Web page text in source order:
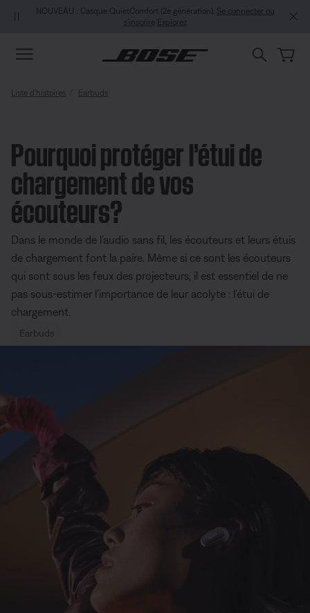
Aller au contenu principal
Passer au Clavardage de soutien
Aller au contenu du pied de page
Passer à la Déclaration d’accessibilité
NOUVEAU : Casque QuietComfort (2e génération).
Se connecter ou
s’inscrire Explorez
Liste d’histoires Earbuds
Pourquoi protéger l’étui de
chargement de vos
écouteurs?
Dans le monde de l’audio sans fil, les écouteurs et leurs étuis
de chargement font la paire. Même si ce sont les écouteurs
qui sont sous les feux des projecteurs, il est essentiel de ne
pas sous-estimer l’importance de leur acolyte : l’étui de
chargement.
Earbuds